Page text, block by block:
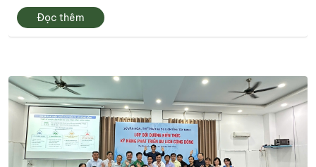
điểm du lịch và cơ sở lưu trú đã trở thành một trong những
nội dung quan trọng, góp...
Đọc thêm